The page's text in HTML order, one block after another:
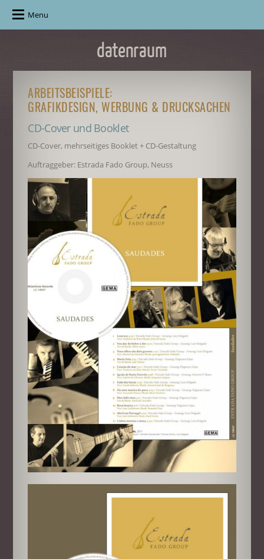
Menu
ARBEITSBEISPIELE:
GRAFIKDESIGN, WERBUNG & DRUCKSACHEN
CD-Cover und Booklet
CD-Cover, mehrseitiges Booklet + CD-Gestaltung
Auftraggeber: Estrada Fado Group, Neuss